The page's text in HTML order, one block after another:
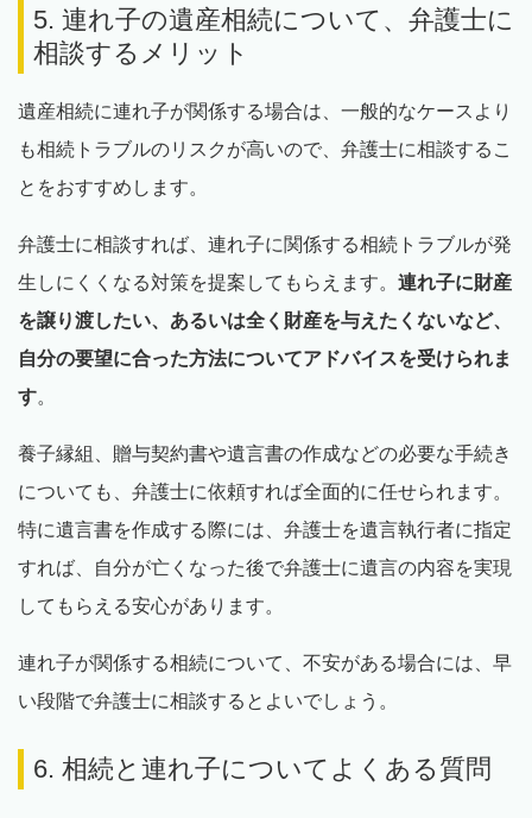
5. 連れ子の遺産相続について、弁護士に
相談するメリット
遺産相続に連れ子が関係する場合は、一般的なケースより
も相続トラブルのリスクが高いので、弁護士に相談するこ
とをおすすめします。
弁護士に相談すれば、連れ子に関係する相続トラブルが発
生しにくくなる対策を提案してもらえます。 連れ子に財産
を譲り渡したい、あるいは全く財産を与えたくないなど、
自分の要望に合った方法についてアドバイスを受けられま
す。
養子縁組、贈与契約書や遺言書の作成などの必要な手続き
についても、弁護士に依頼すれば全面的に任せられます。
特に遺言書を作成する際には、弁護士を遺言執行者に指定
すれば、自分が亡くなった後で弁護士に遺言の内容を実現
してもらえる安心があります。
連れ子が関係する相続について、不安がある場合には、早
い段階で弁護士に相談するとよいでしょう。
6. 相続と連れ子についてよくある質問